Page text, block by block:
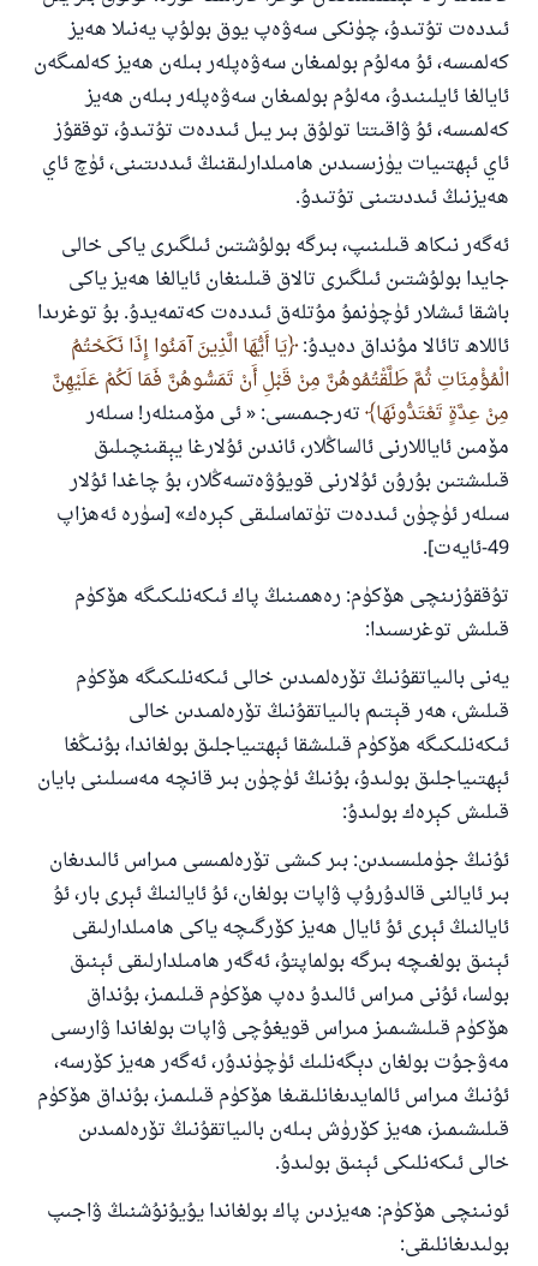
ئىددەت تۇتىدۇ، چۈنكى سەۋەپ يوق بولۇپ يەنىلا ھەيز
كەلمىسە، ئۇ مەلۇم بولمىغان سەۋەپلەر بىلەن ھەيز كەلمىگەن
ئايالغا ئايلىنىدۇ، مەلۇم بولمىغان سەۋەپلەر بىلەن ھەيز
كەلمىسە، ئۇ ۋاقىتتا تولۇق بىر يىل ئىددەت تۇتىدۇ، توققۇز
ئاي ئېھتىيات يۈزىسىدىن ھامىلدارلىقنىڭ ئىددىتىنى، ئۈچ ئاي
ھەيزنىڭ ئىددىتىنى تۇتىدۇ.
ئەگەر نىكاھ قىلىنىپ، بىرگە بولۇشتىن ئىلگىرى ياكى خالى
جايدا بولۇشتىن ئىلگىرى تالاق قىلىنغان ئايالغا ھەيز ياكى
باشقا ئىشلار ئۈچۈنمۇ مۇتلەق ئىددەت كەتمەيدۇ. بۇ توغرىدا
ئاللاھ تائالا مۇنداق دەيدۇ: ‎ يَا أَيُّهَا الَّذِينَ آمَنُوا إِذَا نَكَحْتُمُ
الْمُؤْمِنَاتِ ثُمَّ طَلَّقْتُمُوهُنَّ مِنْ قَبْلِ أَنْ تَمَسُّوهُنَّ فَمَا لَكُمْ عَلَيْهِنَّ
مِنْ عِدَّةٍ تَعْتَدُّونَهَا تەرجىمىسى: « ئى مۆمىنلەر! سىلەر
مۆمىن ئاياللارنى ئالساڭلار، ئاندىن ئۇلارغا يېقىنچىلىق
قىلىشتىن بۇرۇن ئۇلارنى قويۇۋەتسەڭلار، بۇ چاغدا ئۇلار
سىلەر ئۈچۈن ئىددەت تۈتماسلىقى كېرەك» [سۈرە ئەھزاپ
49-ئايەت].
تۇققۇزىنچى ھۆكۈم: رەھمىنىڭ پاك ئىكەنلىكىگە ھۆكۈم
قىلىش توغرىسىدا:
يەنى بالىياتقۇنىڭ تۆرەلمىدىن خالى ئىكەنلىكىگە ھۆكۈم
قىلىش، ھەر قېتىم بالىياتقۇنىڭ تۆرەلمىدىن خالى
ئىكەنلىكىگە ھۆكۈم قىلىشقا ئېھتىياجلىق بولغاندا، بۇنىڭغا
ئېھتىياجلىق بولىدۇ، بۇنىڭ ئۈچۈن بىر قانچە مەسىلىنى بايان
قىلىش كېرەك بولىدۇ:
ئۇنىڭ جۈملىسىدىن: بىر كىشى تۆرەلمىسى مىراس ئالىدىغان
بىر ئايالنى قالدۇرۇپ ۋاپات بولغان، ئۇ ئايالنىڭ ئېرى بار، ئۇ
ئايالنىڭ ئېرى ئۇ ئايال ھەيز كۆرگىچە ياكى ھامىلدارلىقى
ئېنىق بولغىچە بىرگە بولماپتۇ، ئەگەر ھامىلدارلىقى ئېنىق
بولسا، ئۇنى مىراس ئالىدۇ دەپ ھۆكۈم قىلىمىز، بۇنداق
ھۆكۈم قىلىشىمىز مىراس قويغۇچى ۋاپات بولغاندا ۋارىسى
مەۋجۇت بولغان دېگەنلىك ئۈچۈندۇر، ئەگەر ھەيز كۆرسە،
ئۇنىڭ مىراس ئالمايدىغانلىقىغا ھۆكۈم قىلىمىز، بۇنداق ھۆكۈم
قىلىشىمىز، ھەيز كۆرۈش بىلەن بالىياتقۇنىڭ تۆرەلمىدىن
خالى ئىكەنلىكى ئېنىق بولىدۇ.
ئونىنچى ھۆكۈم: ھەيزدىن پاك بولغاندا يۇيۇنۇشنىڭ ۋاجىپ
بولىدىغانلىقى: